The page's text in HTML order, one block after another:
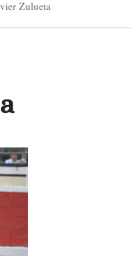
Zulueta